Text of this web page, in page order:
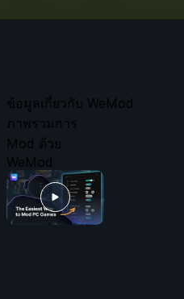
ข้อมูลเกี่ยวกับ WeMod
ภาพรวมการ
Mod ด้วย
WeMod